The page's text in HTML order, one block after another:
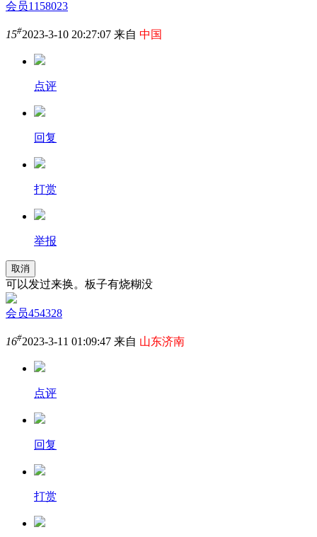
会员1158023
15#2023-3-10 20:27:07 来自 中国
点评
回复
打赏
举报
取消
可以发过来换。板子有烧糊没
会员454328
16#2023-3-11 01:09:47 来自 山东济南
点评
回复
打赏